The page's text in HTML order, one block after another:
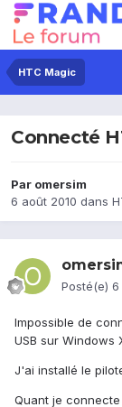
HTC Magic
Connecté
Par omersim
6 août 2010 dans
Posté(e) 6
Impossible de
USB sur Windows
J'ai installé le
Quant je connecte